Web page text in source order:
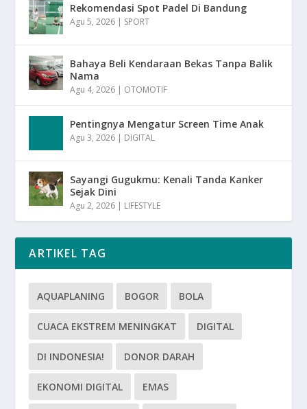
Rekomendasi Spot Padel Di Bandung
Agu 5, 2026 | SPORT
Bahaya Beli Kendaraan Bekas Tanpa Balik
Nama
Agu 4, 2026 | OTOMOTIF
Pentingnya Mengatur Screen Time Anak
Agu 3, 2026 | DIGITAL
Sayangi Gugukmu: Kenali Tanda Kanker
Sejak Dini
Agu 2, 2026 | LIFESTYLE
ARTIKEL TAG
AQUAPLANING BOGOR BOLA
CUACA EKSTREM MENINGKAT DIGITAL
DI INDONESIA! DONOR DARAH
EKONOMI DIGITAL EMAS